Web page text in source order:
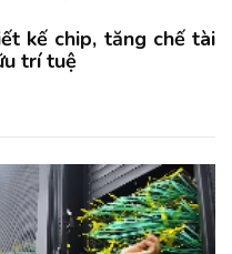
kế chip, tăng chế tài
trí tuệ